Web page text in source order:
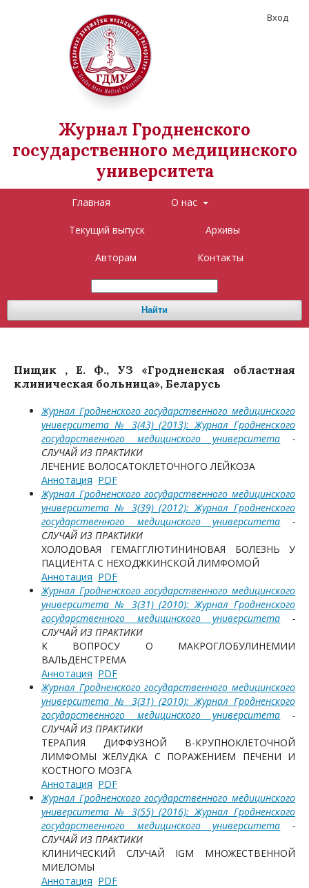
Журнал Гродненского
государственного медицинского
университета
Главная О нас
Текущий выпуск Архивы
Авторам Контакты
Найти
Вход
Пищик , Е. Ф., УЗ «Гродненская областная
клиническая больница», Беларусь
Журнал Гродненского государственного медицинского
университета № 3(43) (2013): Журнал Гродненского
государственного медицинского университета -
СЛУЧАЙ ИЗ ПРАКТИКИ
ЛЕЧЕНИЕ ВОЛОСАТОКЛЕТОЧНОГО ЛЕЙКОЗА
Аннотация PDF
Журнал Гродненского государственного медицинского
университета № 3(39) (2012): Журнал Гродненского
государственного медицинского университета -
СЛУЧАЙ ИЗ ПРАКТИКИ
ХОЛОДОВАЯ ГЕМАГГЛЮТИНИНОВАЯ БОЛЕЗНЬ У
ПАЦИЕНТА С НЕХОДЖКИНСКОЙ ЛИМФОМОЙ
Аннотация PDF
Журнал Гродненского государственного медицинского
университета № 3(31) (2010): Журнал Гродненского
государственного медицинского университета -
СЛУЧАЙ ИЗ ПРАКТИКИ
К ВОПРОСУ О МАКРОГЛОБУЛИНЕМИИ
ВАЛЬДЕНСТРЕМА
Аннотация PDF
Журнал Гродненского государственного медицинского
университета № 3(31) (2010): Журнал Гродненского
государственного медицинского университета -
СЛУЧАЙ ИЗ ПРАКТИКИ
ТЕРАПИЯ ДИФФУЗНОЙ В-КРУПНОКЛЕТОЧНОЙ
ЛИМФОМЫ ЖЕЛУДКА С ПОРАЖЕНИЕМ ПЕЧЕНИ И
КОСТНОГО МОЗГА
Аннотация PDF
Журнал Гродненского государственного медицинского
университета № 3(55) (2016): Журнал Гродненского
государственного медицинского университета -
СЛУЧАЙ ИЗ ПРАКТИКИ
КЛИНИЧЕСКИЙ СЛУЧАЙ IGM МНОЖЕСТВЕННОЙ
МИЕЛОМЫ
Аннотация PDF